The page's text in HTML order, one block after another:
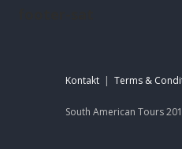
Kontakt | Terms &
South American Tours